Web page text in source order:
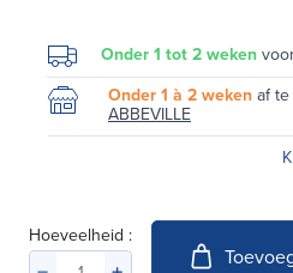
Onder 1 tot 2 weken
Onder 1 à 2 wekenaf
ABBEVILLE
Hoeveelheid :